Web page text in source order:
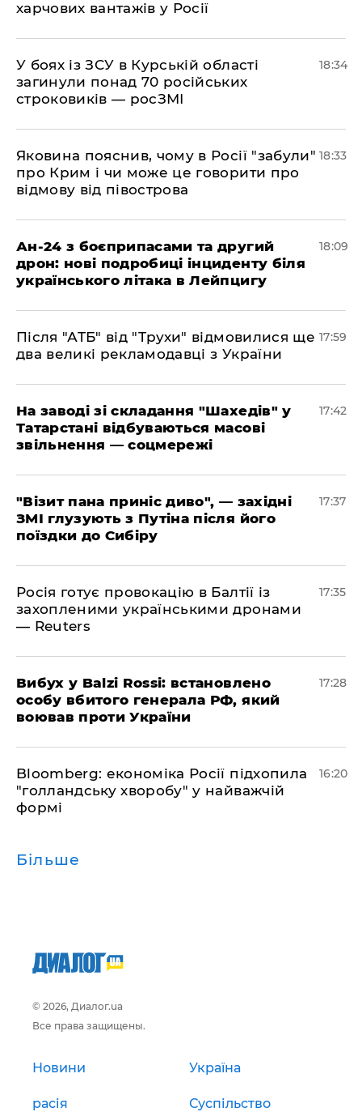
харчових вантажів у Росії
​У боях із ЗСУ в Курській області
загинули понад 70 російських
строковиків — росЗМІ
18:34
​Яковина пояснив, чому в Росії "забули"
про Крим і чи може це говорити про
відмову від півострова
18:33
​Ан-24 з боєприпасами та другий
дрон: нові подробиці інциденту біля
українського літака в Лейпцигу
18:09
​Після "АТБ" від "Трухи" відмовилися ще
два великі рекламодавці з України
17:59
​На заводі зі складання "Шахедів" у
Татарстані відбуваються масові
звільнення — соцмережі
17:42
"Візит пана приніс диво", — західні
ЗМІ глузують з Путіна після його
поїздки до Сибіру
17:37
Росія готує провокацію в Балтії із
захопленими українськими дронами
— Reuters
17:35
​Вибух у Balzi Rossi: встановлено
особу вбитого генерала РФ, який
воював проти України
17:28
Bloomberg: економіка Росії підхопила
"голландську хворобу" у найважчій
формі
16:20
Більше
© 2026, Диалог.ua
Все права защищены.
Новини Україна
расія Суспільство